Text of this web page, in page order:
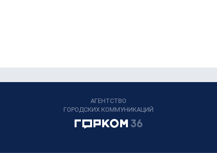
АГЕНТСТВО
ГОРОДСКИХ КОММУНИКАЦИЙ